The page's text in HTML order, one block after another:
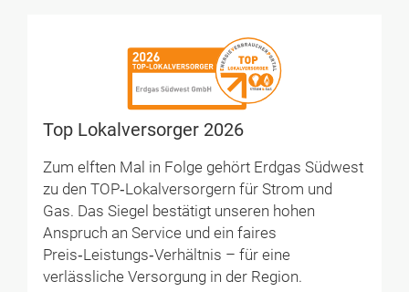
Top Lokalversorger 2026
Zum elften Mal in Folge gehört Erdgas Südwest
zu den TOP‑Lokalversorgern für Strom und
Gas. Das Siegel bestätigt unseren hohen
Anspruch an Service und ein faires
Preis‑Leistungs‑Verhältnis – für eine
verlässliche Versorgung in der Region.